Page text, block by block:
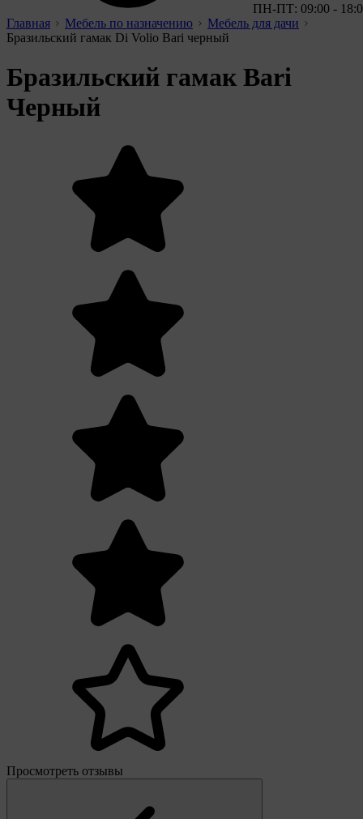
ПН-ПТ: 09:00 -
Главная
Мебель по назначению
Мебель для дачи
Бразильский гамак Di Volio Bari черный
Бразильский гамак Bari
Черный
Просмотреть отзывы